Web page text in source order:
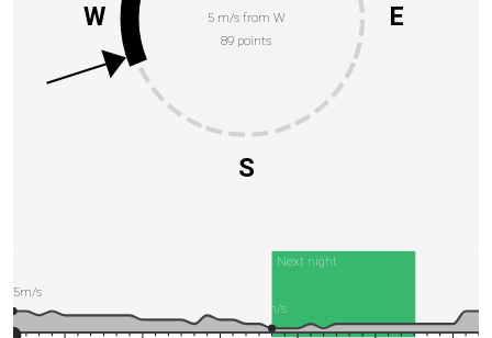
5 m/s from W
89 points
E
S
W
Next night
5m/s
1m/s